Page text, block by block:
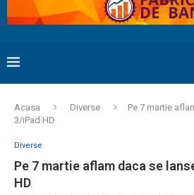
Acasa Diverse
Pe 7 martie
3/iPad HD
Diverse
Pe 7 martie aflam daca se
HD